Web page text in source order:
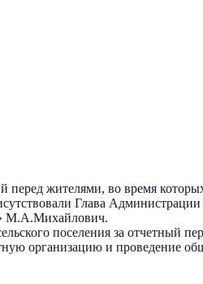
жителями, во время
Глава
М.А.Михайлович.
поселения за отчетный
организацию и проведение